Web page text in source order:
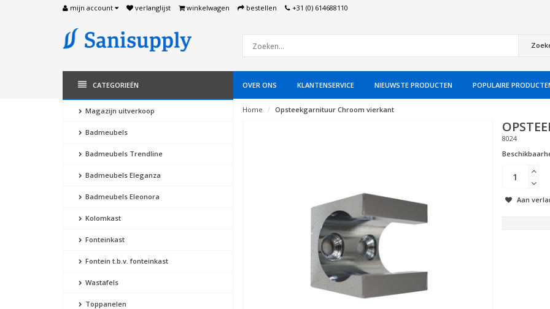
mijn account verlanglijst winkelwagen bestellen +31 (0) 614688110
CATEGORIEËN OVER ONS KLANTENSERVICE NIEUWSTE PRODUCTEN POPULAIRE
Magazijn uitverkoop
Badmeubels
Badmeubels Trendline
Badmeubels Eleganza
Badmeubels Eleonora
Kolomkast
Fonteinkast
Fontein t.b.v. fonteinkast
Wastafels
Toppanelen
Home Opsteekgarnituur Chroom vierkant
8024
Aan